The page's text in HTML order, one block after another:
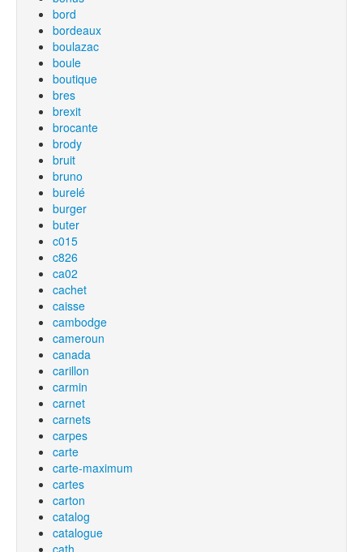
bord
bordeaux
boulazac
boule
boutique
bres
brexit
brocante
brody
bruit
bruno
burelé
burger
buter
c015
c826
ca02
cachet
caisse
cambodge
cameroun
canada
carillon
carmin
carnet
carnets
carpes
carte
carte-maximum
cartes
carton
catalog
catalogue
cath